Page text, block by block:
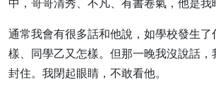
中，哥哥清秀、不凡、有書卷氣，他是我
通常我會有很多話和他說，如學校發生了
樣、同學乙又怎樣。但那一晚我沒說話，
封住。我閉起眼睛，不敢看他。